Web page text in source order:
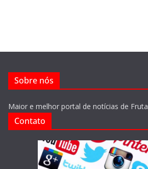
Sobre nós
Maior e melhor portal de notícias de
Contato